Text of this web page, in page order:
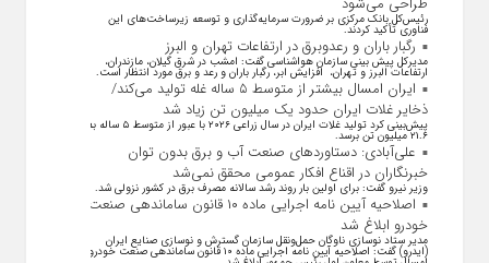
رئیس‌کل بانک مرکزی بر ضرورت سرمایه‌گذاری و توسعه زیرساخت‌های این
فناوری تأکید کردند.
رگبار باران و رعدوبرق در ارتفاعات تهران و البرز
مدیرکل پیش بینی سازمان هواشناسی گفت: امشب در شرق گیلان، مازندران،
ارتفاعات البرز و تهران، افزایش ابر، رگبار باران و رعد و برق مورد انتظار است.
ایران امسال بیشتر از متوسط ۵ ساله غله تولید می‌کند/
ذخایر غلات ایران حدود یک میلیون تن زیاد شد
پیش‌بینی کرد تولید غلات ایران در سال زراعی ۲۰۲۶ با عبور از متوسط ۵ ساله به
۲۱.۶ میلیون تن برسد.
علی‌آبادی: دستاورد‌های صنعت آب و برق بدون توان
خبرنگاران در اقناع افکار عمومی محقق نمی‌شد
وزیر نیرو گفت: برای اولین بار روند رشد سالانه مصرف برق در کشور نزولی شد.
اصلاحیه آیین نامه اجرایی ماده ۱۰ قانون ساماندهی صنعت
خودرو ابلاغ شد
مدیر ستاد نوسازی ناوگان حمل‌ونقل سازمان گسترش و نوسازی صنایع ایران
(ایدرو) گفت: اصلاحیه آیین نامه اجرایی ماده ۱۰ قانون ساماندهی صنعت خودرو